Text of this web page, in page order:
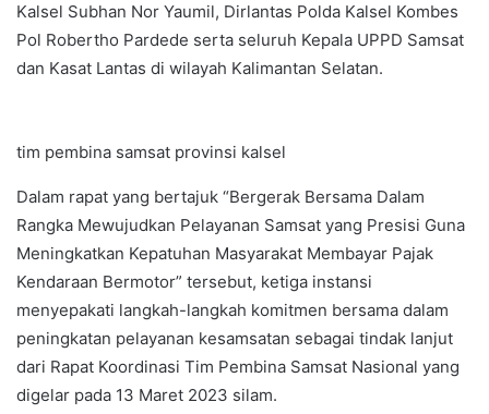
Kalsel Subhan Nor Yaumil, Dirlantas Polda Kalsel Kombes
Pol Robertho Pardede serta seluruh Kepala UPPD Samsat
dan Kasat Lantas di wilayah Kalimantan Selatan.
tim pembina samsat provinsi kalsel
Dalam rapat yang bertajuk “Bergerak Bersama Dalam
Rangka Mewujudkan Pelayanan Samsat yang Presisi Guna
Meningkatkan Kepatuhan Masyarakat Membayar Pajak
Kendaraan Bermotor” tersebut, ketiga instansi
menyepakati langkah-langkah komitmen bersama dalam
peningkatan pelayanan kesamsatan sebagai tindak lanjut
dari Rapat Koordinasi Tim Pembina Samsat Nasional yang
digelar pada 13 Maret 2023 silam.